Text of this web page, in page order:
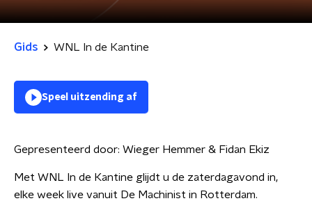
Gids WNL In de Kantine
Speel uitzending af
Gepresenteerd door: Wieger Hemmer & Fidan Ekiz
Met WNL In de Kantine glijdt u de zaterdagavond in,
elke week live vanuit De Machinist in Rotterdam.